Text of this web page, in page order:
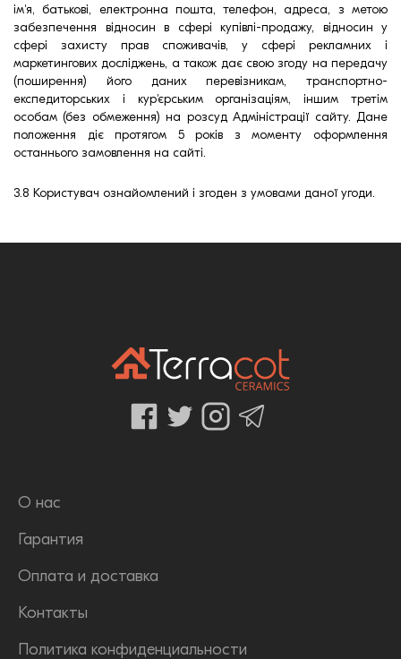
ім'я, батькові, електронна пошта, телефон, адреса, з метою
забезпечення відносин в сфері купівлі-продажу, відносин у
сфері захисту прав споживачів, у сфері рекламних і
маркетингових досліджень, а також дає свою згоду на передачу
(поширення) його даних перевізникам, транспортно-
експедиторських і кур'єрським організаціям, іншим третім
особам (без обмеження) на розсуд Адміністрації сайту. Дане
положення діє протягом 5 років з моменту оформлення
останнього замовлення на сайті.
3.8 Користувач ознайомлений і згоден з умовами даної угоди.
О нас
Гарантия
Оплата и доставка
Контакты
Политика конфиденциальности